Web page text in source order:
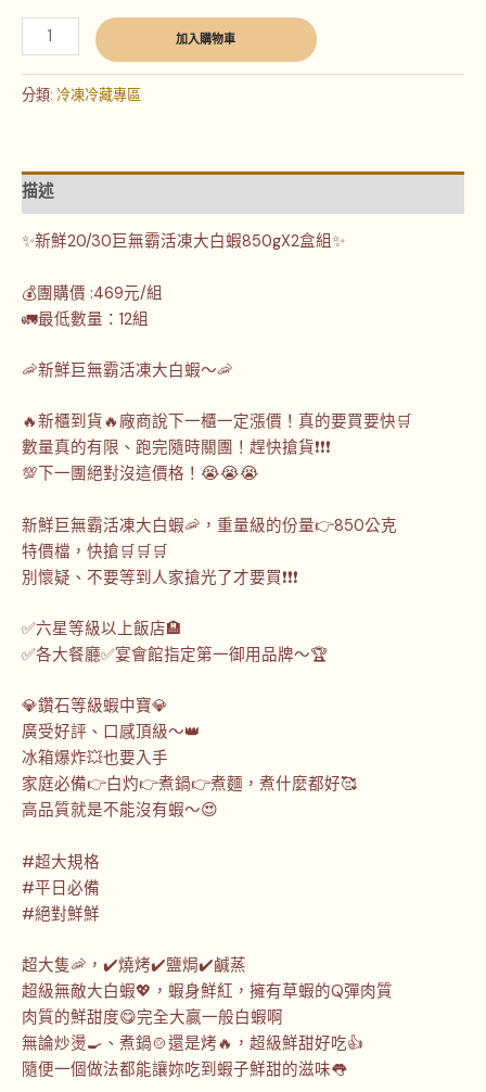
加入購物車
分類: 冷凍冷藏專區
描述
✨新鮮20/30巨無霸活凍大白蝦850gX2盒組✨
💰團購價 :469元/組
🚛最低數量：12組
🦐新鮮巨無霸活凍大白蝦～🦐
🔥新櫃到貨🔥廠商說下一櫃一定漲價！真的要買要快🛒
數量真的有限、跑完隨時關團！趕快搶貨❗❗❗
💯下一團絕對沒這價格！😭😭😭
新鮮巨無霸活凍大白蝦🦐，重量級的份量👉850公克
特價檔，快搶🛒🛒🛒
別懷疑、不要等到人家搶光了才要買❗❗❗
✅六星等級以上飯店🏨
✅各大餐廳✅宴會館指定第一御用品牌～🏆
💎鑽石等級蝦中寶💎
廣受好評、口感頂級～👑
冰箱爆炸💥也要入手
家庭必備👉白灼👉煮鍋👉煮麵，煮什麼都好🥰
高品質就是不能沒有蝦～😍
#超大規格
#平日必備
#絕對鮮鮮
超大隻🦐，✔️燒烤✔️鹽焗✔️鹹蒸
超級無敵大白蝦💖，蝦身鮮紅，擁有草蝦的Q彈肉質
肉質的鮮甜度😋完全大贏一般白蝦啊
無論炒燙🍳、煮鍋🍲還是烤🔥，超級鮮甜好吃👍
隨便一個做法都能讓妳吃到蝦子鮮甜的滋味👅